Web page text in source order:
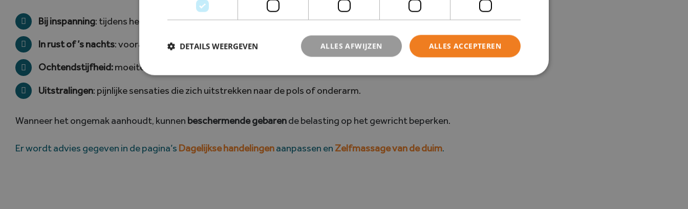
Bij inspanning: tijdens herhaald gebruik of een krachtige beweging.
In rust of ’s nachts: vooral in meer gevorderde stadia.
Ochtendstijfheid:moeite om de duim te bewegen bij het ontwaken, vaak tijdelijk (minder dan 30 minuten).
Uitstralingen: pijnlijke sensaties die zich uitstrekken naar de pols of onderarm.
Wanneer het ongemak aanhoudt, kunnen beschermende gebarende belasting op het gewricht beperken.
Er wordt advies gegeven in de pagina’s Dagelijkse handelingenaanpassen en Zelfmassage van de duim.
ALLES ACCEPTEREN
ALLES AFWIJZEN
DETAILS WEERGEVEN